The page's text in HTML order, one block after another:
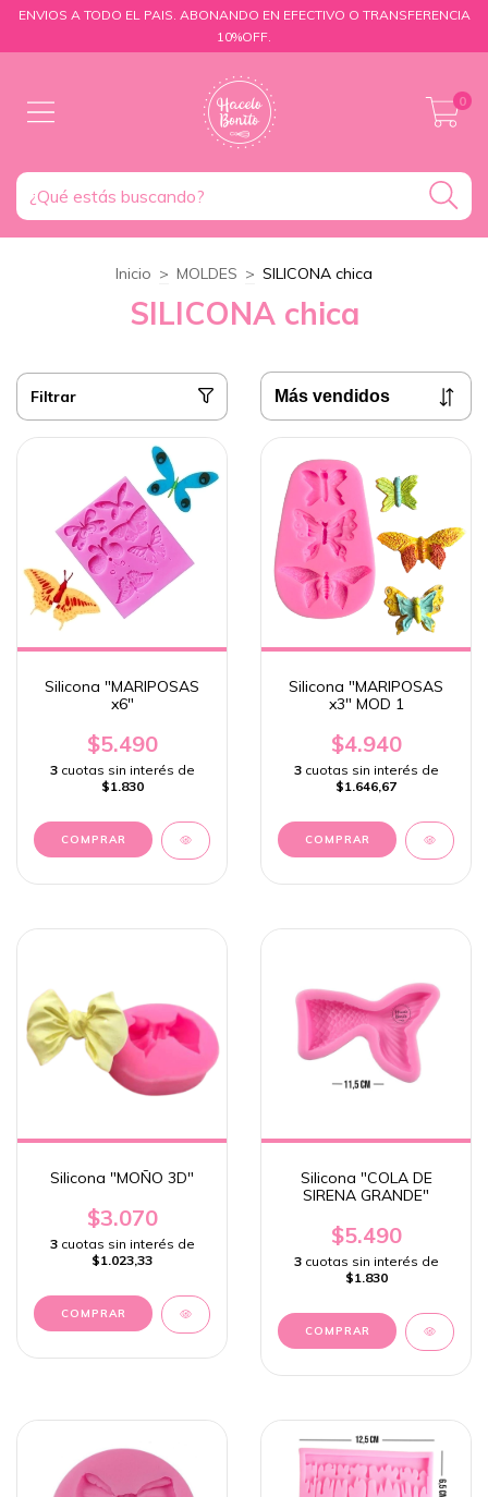
ENVIOS A TODO EL PAIS. ABONANDO EN EFECTIVO O TRANSFERENCIA
10%OFF.
0
Inicio > MOLDES > SILICONA chica
SILICONA chica
Filtrar
Silicona "MARIPOSAS
x6"
$5.490
3 cuotas sin interés de
$1.830
Silicona "MARIPOSAS
x3" MOD 1
$4.940
3 cuotas sin interés de
$1.646,67
Silicona "MOÑO 3D"
$3.070
3 cuotas sin interés de
$1.023,33
Silicona "COLA DE
SIRENA GRANDE"
$5.490
3 cuotas sin interés de
$1.830